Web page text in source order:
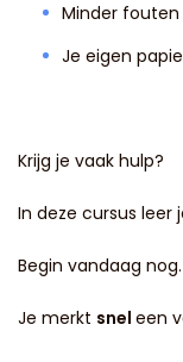
Minder fouten
Je eigen
Krijg je vaak hulp?
In deze cursus leer
Begin vandaag nog.
Je merkt snel een